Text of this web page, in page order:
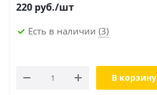
220 руб./шт
Есть в наличии (3)
В корзину